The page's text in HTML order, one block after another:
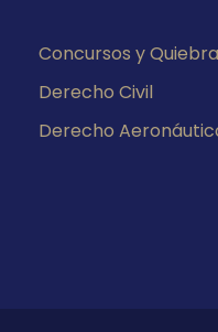
Concursos y
Derecho Civil
Derecho